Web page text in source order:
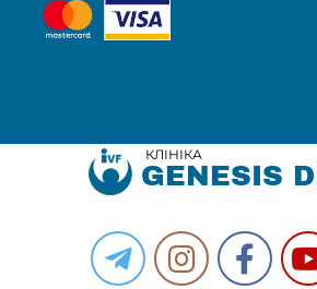
КЛІНІКА
GENESIS